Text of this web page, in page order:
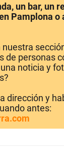
un bar, un
Pamplona o
nuestra
de personas
noticia y
dirección y
antes: